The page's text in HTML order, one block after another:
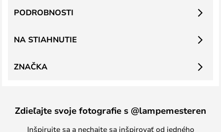
PODROBNOSTI
NA STIAHNUTIE
ZNAČKA
Zdieľajte svoje fotografie s @lampemesteren
Inšpirujte sa a nechajte sa inšpirovať od jedného